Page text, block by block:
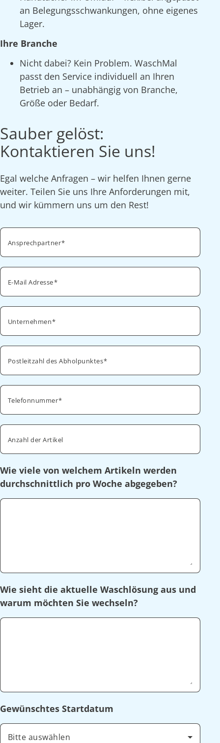
an Belegungsschwankungen, ohne eigenes
Lager.
Ihre Branche
Nicht dabei? Kein Problem. WaschMal
passt den Service individuell an Ihren
Betrieb an – unabhängig von Branche,
Größe oder Bedarf.
Sauber gelöst:
Kontaktieren Sie uns!
Egal welche Anfragen – wir helfen Ihnen gerne
weiter. Teilen Sie uns Ihre Anforderungen mit,
und wir kümmern uns um den Rest!
Ansprechpartner
E-Mail Adresse
Unternehmen
Postleitzahl des Abholpunktes
Telefonnummer
Anzahl der Artikel
Wie viele von welchem Artikeln werden
durchschnittlich pro Woche abgegeben?
Wie sieht die aktuelle Waschlösung aus und
warum möchten Sie wechseln?
Gewünschtes Startdatum
Bitte auswählen